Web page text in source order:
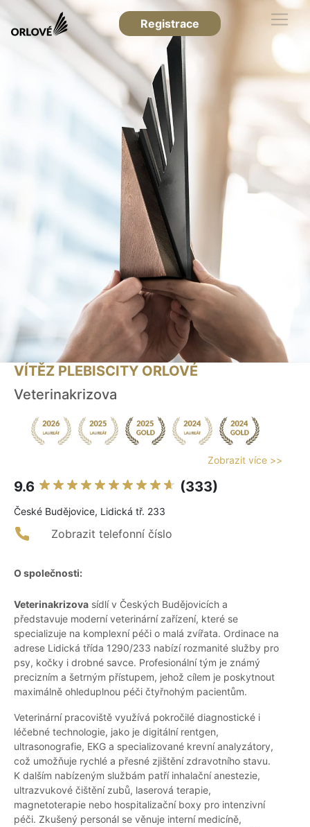
Registrace
VÍTĚZ PLEBISCITY ORLOVÉ
Veterinakrizova
Zobrazit více >>
9.6 (333)
České Budějovice, Lidická tř. 233
Zobrazit telefonní číslo
O společnosti:
Veterinakrizova sídlí v Českých Budějovicích a
představuje moderní veterinární zařízení, které se
specializuje na komplexní péči o malá zvířata. Ordinace na
adrese Lidická třída 1290/233 nabízí rozmanité služby pro
psy, kočky i drobné savce. Profesionální tým je známý
precizním a šetrným přístupem, jehož cílem je poskytnout
maximálně ohleduplnou péči čtyřnohým pacientům.
Veterinární pracoviště využívá pokročilé diagnostické i
léčebné technologie, jako je digitální rentgen,
ultrasonografie, EKG a specializované krevní analyzátory,
což umožňuje rychlé a přesné zjištění zdravotního stavu.
K dalším nabízeným službám patří inhalační anestezie,
ultrazvukové čištění zubů, laserová terapie,
magnetoterapie nebo hospitalizační boxy pro intenzivní
péči. Zkušený personál se věnuje interní medicíně,